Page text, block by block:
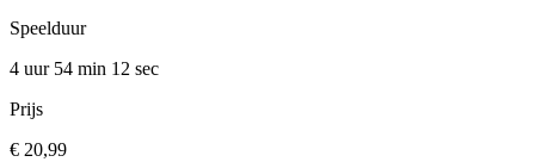
Speelduur
4 uur 54 min 12 sec
Prijs
€ 20,99